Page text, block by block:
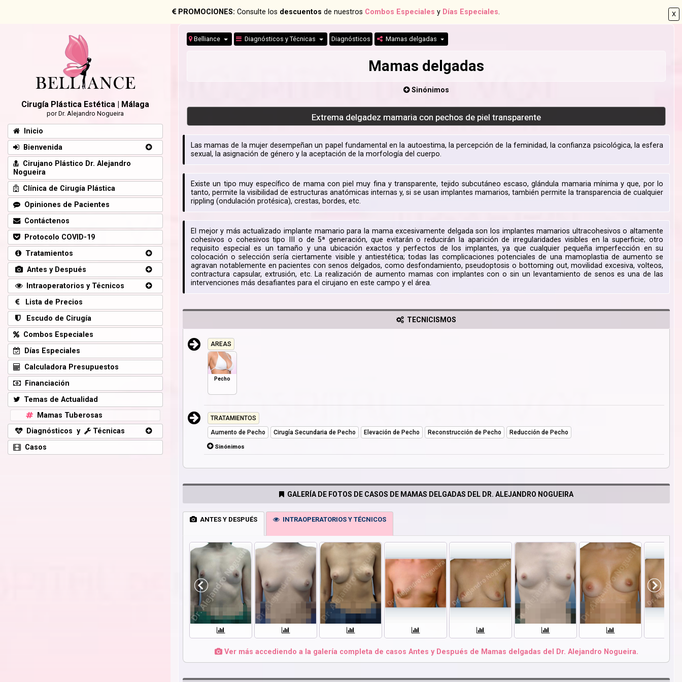
X
PROMOCIONES: Consulte los descuentos de nuestros Combos Especiales y Días Especiales.
Belliance Diagnósticos y Técnicas Diagnósticos Mamas delgadas
Mamas delgadas
Sinónimos
Extrema delgadez mamaria con pechos de piel transparente
Las mamas de la mujer desempeñan un papel fundamental en la autoestima, la percepción de la feminidad, la confianza psicológica, la esfera
sexual, la asignación de género y la aceptación de la morfología del cuerpo.
Existe un tipo muy específico de mama con piel muy fina y transparente, tejido subcutáneo escaso, glándula mamaria mínima y que, por lo
tanto, permite la visibilidad de estructuras anatómicas internas y, si se usan implantes mamarios, también permite la transparencia de cualquier
rippling (ondulación protésica), crestas, bordes, etc.
El mejor y más actualizado implante mamario para la mama excesivamente delgada son los implantes mamarios ultracohesivos o altamente
cohesivos o cohesivos tipo III o de 5ª generación, que evitarán o reducirán la aparición de irregularidades visibles en la superficie; otro
requisito especial es un tamaño y una ubicación exactos y perfectos de los implantes, ya que cualquier pequeña imperfección en su
colocación o selección sería ciertamente visible y antiestética; todas las complicaciones potenciales de una mamoplastia de aumento se
agravan notablemente en pacientes con senos delgados, como desfondamiento, pseudoptosis o bottoming out, movilidad excesiva, volteos,
contractura capsular, extrusión, etc. La realización de aumento mamas con implantes con o sin un levantamiento de senos es una de las
intervenciones más desafiantes para el cirujano en este campo y el área.
TECNICISMOS
AREAS
Pecho
TRATAMIENTOS
Aumento de Pecho
Cirugía Secundaria de Pecho Elevación de Pecho Reconstrucción de Pecho
Reducción de Pecho
Sinónimos
GALERÍA DE FOTOS DE CASOS DE MAMAS DELGADAS DEL DR. ALEJANDRO NOGUEIRA
ANTES Y DESPUÉS INTRAOPERATORIOS Y TÉCNICOS
Ver más accediendo a la galería completa de casos Antes y Después de Mamas delgadas del Dr. Alejandro Nogueira.
Cirugía Plástica Estética | Málaga
por Dr. Alejandro Nogueira
Inicio
Bienvenida
Cirujano Plástico Dr. Alejandro
Nogueira
Clínica de Cirugía Plástica
Opiniones de Pacientes
Contáctenos
Protocolo COVID-19
Tratamientos
Antes y Después
Intraoperatorios y Técnicos
Lista de Precios
Escudo de Cirugía
Combos Especiales
Días Especiales
Calculadora Presupuestos
Financiación
Temas de Actualidad
Mamas Tuberosas
Diagnósticos y
Técnicas
Casos